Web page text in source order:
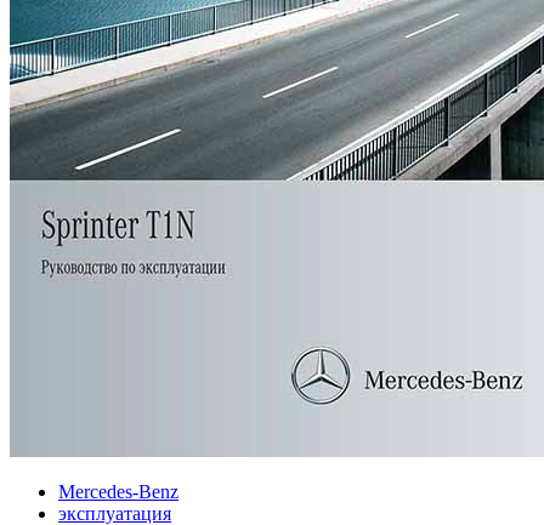
Mercedes-Benz
эксплуатация